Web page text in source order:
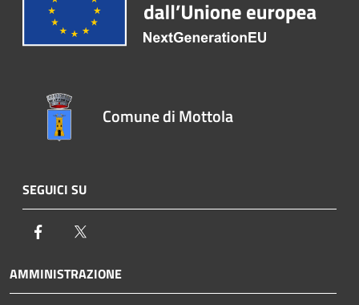
Comune di Mottola
SEGUICI SU
Facebook
AMMINISTRAZIONE